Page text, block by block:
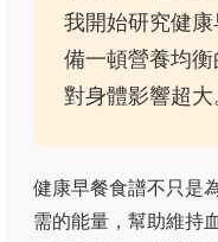
我開始研究健
備一頓營養均
對身體影響超大
健康早餐食譜不只是
需的能量，幫助維持